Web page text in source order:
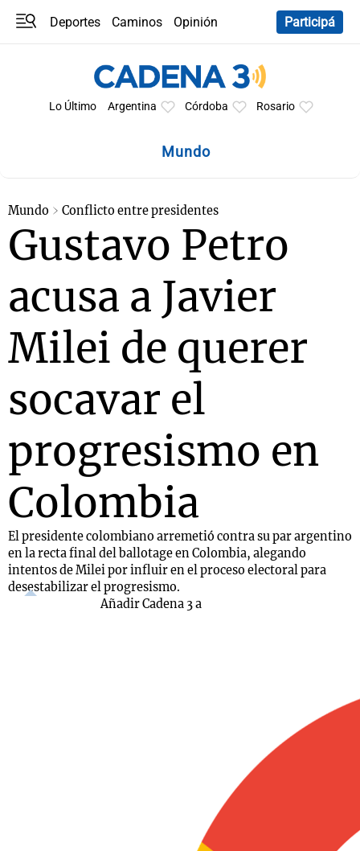
Deportes Caminos
Opinión
Participá
Lo Último Argentina Córdoba Rosario
Mundo
Mundo Conflicto entre presidentes
Gustavo Petro
acusa a Javier
Milei de querer
socavar el
progresismo en
Colombia
El presidente colombiano arremetió contra su par argentino
en la recta final del ballotage en Colombia, alegando
intentos de Milei por influir en el proceso electoral para
desestabilizar el progresismo.
Añadir Cadena 3 a